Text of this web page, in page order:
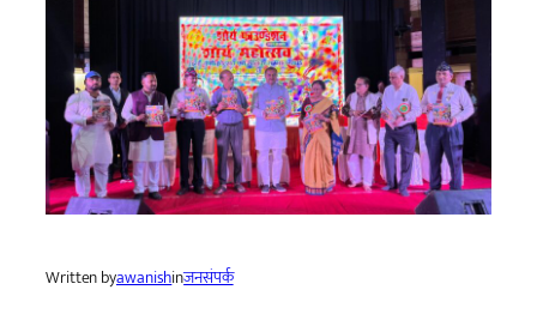
Written byawanishinजनसंपर्क